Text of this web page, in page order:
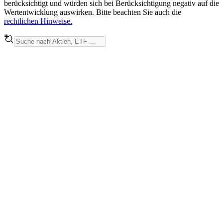
berücksichtigt und würden sich bei Berücksichtigung negativ auf die
Wertentwicklung auswirken. Bitte beachten Sie auch die
rechtlichen Hinweise.